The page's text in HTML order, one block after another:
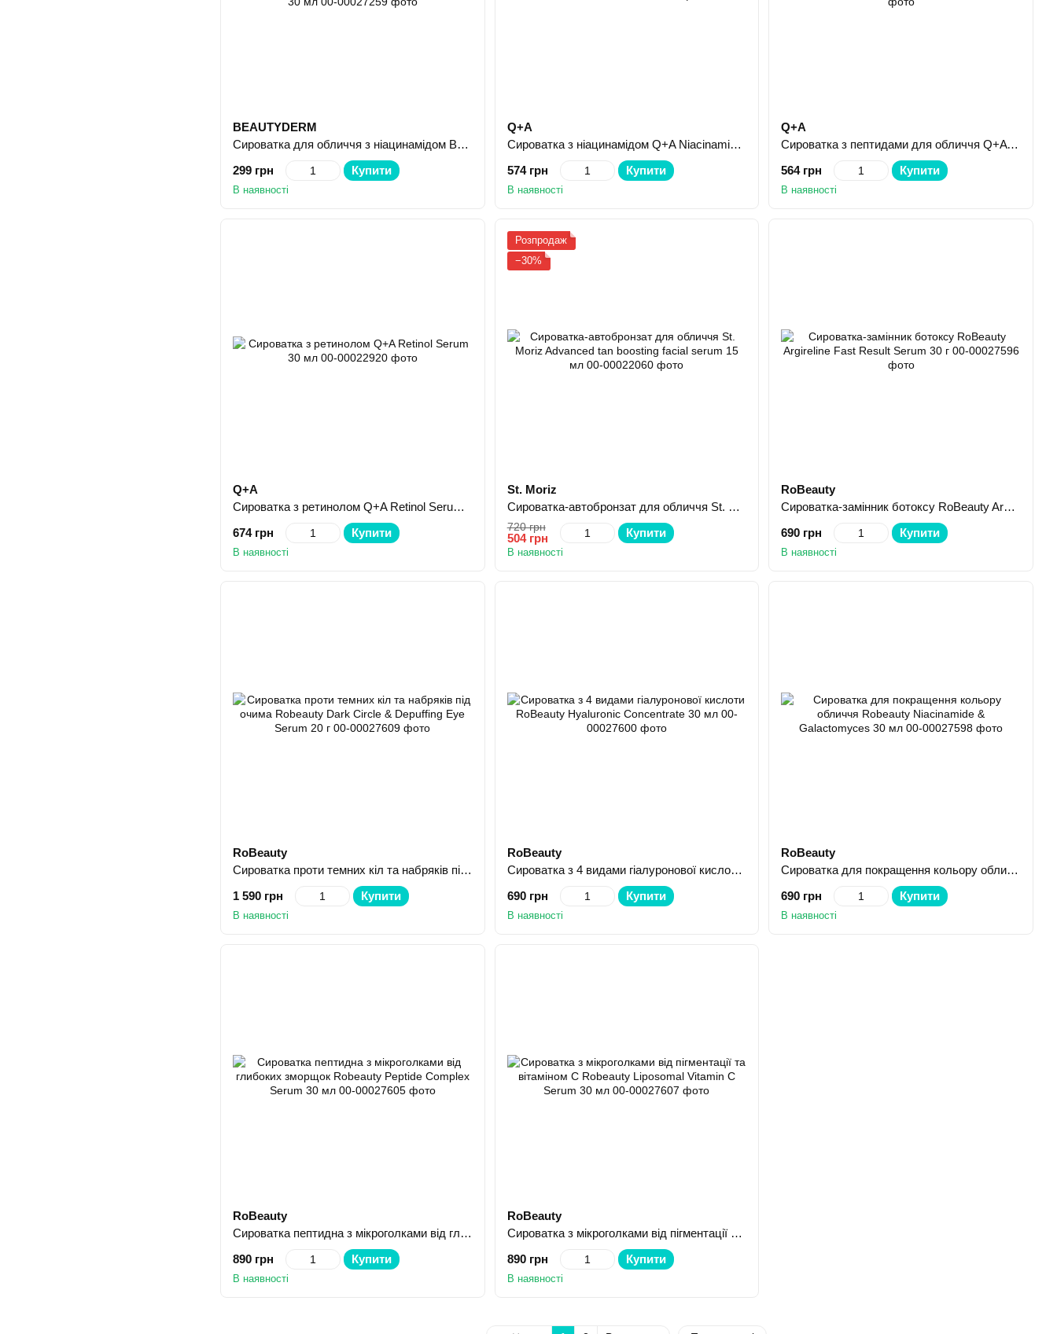
BEAUTYDERM
Сироватка для обличчя з ніацинамідом BEAUTYDERM Skin Fiction Blemish Out Serum 30 мл
299 грн
Купити
В наявності
Q+A
Сироватка з ніацинамідом Q+A Niacinamide Serum 30 мл
574 грн
Купити
В наявності
Q+A
Сироватка з пептидами для обличчя Q+A Peptide Facial Serum 30 мл
564 грн
Купити
В наявності
Q+A
Сироватка з ретинолом Q+A Retinol Serum 30 мл
674 грн
Купити
В наявності
Розпродаж
−30%
St. Moriz
Сироватка-автобронзат для обличчя St. Moriz Advanced tan boosting facial serum 15 мл
720 грн
504 грн Купити
В наявності
RoBeauty
Сироватка-замінник ботоксу RoBeauty Argireline Fast Result Serum 30 г
690 грн
Купити
В наявності
RoBeauty
Сироватка проти темних кіл та набряків під очима Robeauty Dark Circle & Depuffing Eye Serum 20 г
1 590 грн
Купити
В наявності
RoBeauty
Сироватка з 4 видами гіалуронової кислоти RoBeauty Hyaluronic Concentrate 30 мл
690 грн
Купити
В наявності
RoBeauty
Сироватка для покращення кольору обличчя Robeauty Niacinamide & Galactomyces 30 мл
690 грн
Купити
В наявності
RoBeauty
Сироватка пептидна з мікроголками від глибоких зморщок Robeauty Peptide Complex Serum 30 мл
890 грн
Купити
В наявності
RoBeauty
Сироватка з мікроголками від пігментації та вітаміном C Robeauty Liposomal Vitamin C Serum 30 мл
890 грн
Купити
В наявності